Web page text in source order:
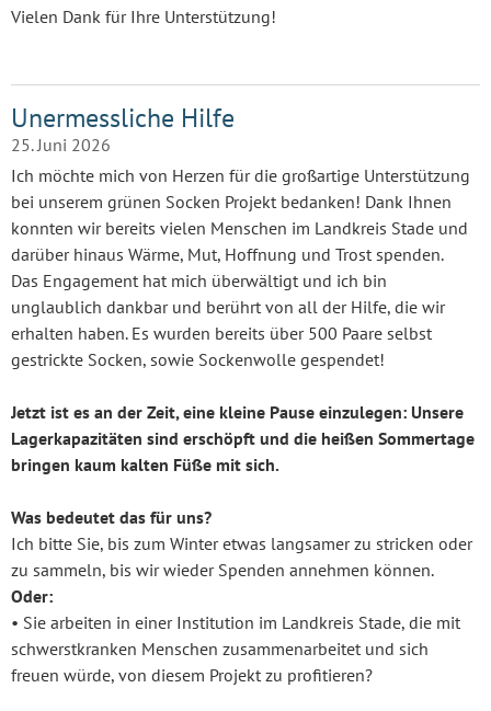
Vielen Dank für Ihre Unterstützung!
Unermessliche Hilfe
25. Juni 2026
Ich möchte mich von Herzen für die großartige Unterstützung
bei unserem grünen Socken Projekt bedanken! Dank Ihnen
konnten wir bereits vielen Menschen im Landkreis Stade und
darüber hinaus Wärme, Mut, Hoffnung und Trost spenden.
Das Engagement hat mich überwältigt und ich bin
unglaublich dankbar und berührt von all der Hilfe, die wir
erhalten haben. Es wurden bereits über 500 Paare selbst
gestrickte Socken, sowie Sockenwolle gespendet!
Jetzt ist es an der Zeit, eine kleine Pause einzulegen: Unsere
Lagerkapazitäten sind erschöpft und die heißen Sommertage
bringen kaum kalten Füße mit sich.
Was bedeutet das für uns?
Ich bitte Sie, bis zum Winter etwas langsamer zu stricken oder
zu sammeln, bis wir wieder Spenden annehmen können.
Oder:
• Sie arbeiten in einer Institution im Landkreis Stade, die mit
schwerstkranken Menschen zusammenarbeitet und sich
freuen würde, von diesem Projekt zu profitieren?